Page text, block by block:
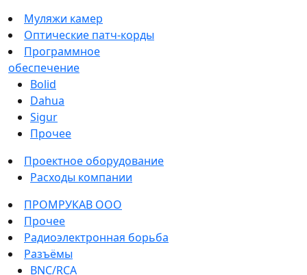
Муляжи камер
Оптические патч-корды
Программное
обеспечение
Bolid
Dahua
Sigur
Прочее
Проектное оборудование
Расходы компании
ПРОМРУКАВ ООО
Прочее
Радиоэлектронная борьба
Разъёмы
BNC/RCA